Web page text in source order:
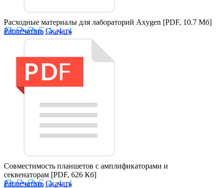
Расходные материалы для лабораторий Axygen [PDF, 10.7 Мб]
Распечатать Скачать
Совместимость планшетов с амплификаторами и
секвенаторам [PDF, 626 Кб]
Распечатать Скачать